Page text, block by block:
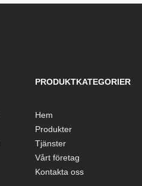
PRODUKTKATEGORIER
Hem
Produkter
Tjänster
Vårt företag
Kontakta oss